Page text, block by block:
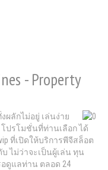
- Property
ผลักไม่อยู่ เล่นง่าย
ปรโมชั่นที่ท่านเลือก ได้
ที่เปิดให้บริการพีจีสล็อต
ไม่ว่าจะเป็นผู้เล่น ทุน
ดูแลท่าน ตลอด 24